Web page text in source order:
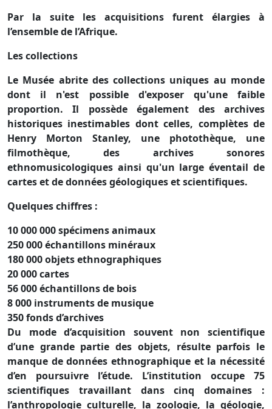
Par la suite les acquisitions furent élargies à
l’ensemble de l’Afrique.
Les collections
Le Musée abrite des collections uniques au monde
dont il n'est possible d'exposer qu'une faible
proportion. Il possède également des archives
historiques inestimables dont celles, complètes de
Henry Morton Stanley, une photothèque, une
filmothèque, des archives sonores
ethnomusicologiques ainsi qu'un large éventail de
cartes et de données géologiques et scientifiques.
Quelques chiffres :
10 000 000 spécimens animaux
250 000 échantillons minéraux
180 000 objets ethnographiques
20 000 cartes
56 000 échantillons de bois
8 000 instruments de musique
350 fonds d’archives
Du mode d’acquisition souvent non scientifique
d’une grande partie des objets, résulte parfois le
manque de données ethnographique et la nécessité
d’en poursuivre l’étude. L’institution occupe 75
scientifiques travaillant dans cinq domaines :
l’anthropologie culturelle, la zoologie, la géologie,